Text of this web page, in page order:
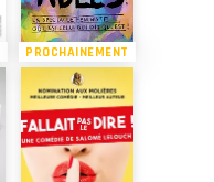
PROCHAINEMENT